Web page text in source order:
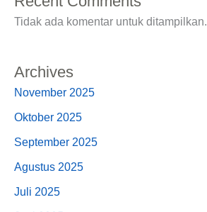
Tidak ada komentar untuk ditampilkan.
Archives
November 2025
Oktober 2025
September 2025
Agustus 2025
Juli 2025